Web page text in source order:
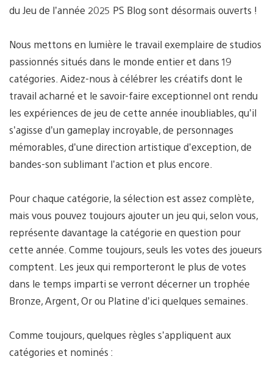
du Jeu de l’année 2025 PS Blog sont désormais ouverts !
Nous mettons en lumière le travail exemplaire de studios
passionnés situés dans le monde entier et dans 19
catégories. Aidez-nous à célébrer les créatifs dont le
travail acharné et le savoir-faire exceptionnel ont rendu
les expériences de jeu de cette année inoubliables, qu’il
s’agisse d’un gameplay incroyable, de personnages
mémorables, d’une direction artistique d’exception, de
bandes-son sublimant l’action et plus encore.
Pour chaque catégorie, la sélection est assez complète,
mais vous pouvez toujours ajouter un jeu qui, selon vous,
représente davantage la catégorie en question pour
cette année. Comme toujours, seuls les votes des joueurs
comptent. Les jeux qui remporteront le plus de votes
dans le temps imparti se verront décerner un trophée
Bronze, Argent, Or ou Platine d’ici quelques semaines.
Comme toujours, quelques règles s’appliquent aux
catégories et nominés :